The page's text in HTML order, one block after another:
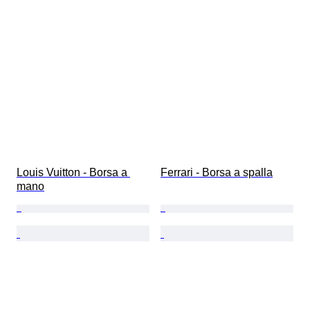
Louis Vuitton - Borsa a
mano
Ferrari - Borsa a spalla